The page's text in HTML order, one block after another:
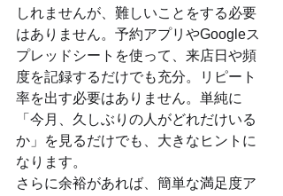
しれませんが、難しいことをする必要
はありません。予約アプリやGoogleス
プレッドシートを使って、来店日や頻
度を記録するだけでも充分。リピート
率を出す必要はありません。単純に
「今月、久しぶりの人がどれだけいる
か」を見るだけでも、大きなヒントに
なります。
さらに余裕があれば、簡単な満足度ア